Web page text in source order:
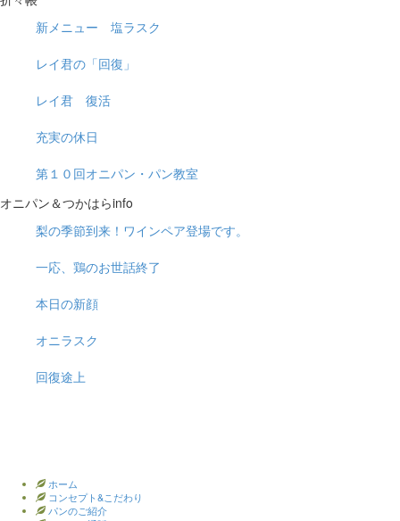
新メニュー 塩ラスク
レイ君の「回復」
レイ君 復活
充実の休日
第１０回オニパン・パン教室
オニパン＆つかはらinfo
梨の季節到来！ワインペア登場です。
一応、鶏のお世話終了
本日の新顔
オニラスク
回復途上
ホーム
コンセプト&こだわり
パンのご紹介